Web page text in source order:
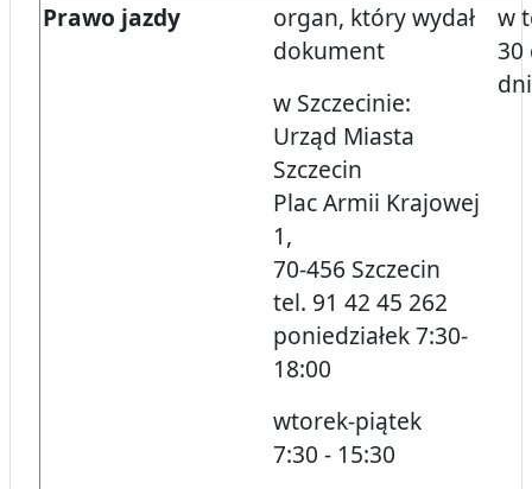
Prawo jazdy
organ, który wydał
dokument
w Szczecinie:
Urząd Miasta
Szczecin
Plac Armii Krajowej
1,
70-456 Szczecin
tel. 91 42 45 262
poniedziałek 7:30-
18:00
wtorek-piątek
7:30 - 15:30
w
30